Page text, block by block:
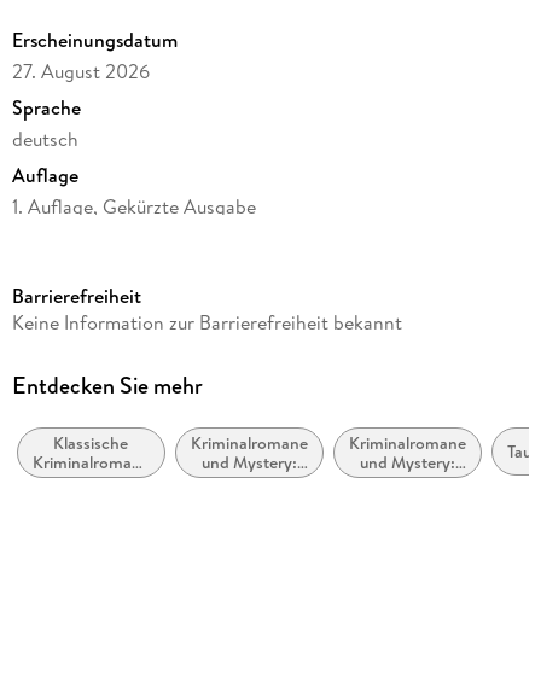
Erscheinungsdatum
27. August 2026
Sprache
deutsch
Auflage
1. Auflage, Gekürzte Ausgabe
Laufzeit
Reihe
Autor/Autorin
Nele Neuhaus
Barrierefreiheit
Keine Information zur Barrierefreiheit bekannt
Entdecken Sie mehr
Klassische
Kriminalromane
und Mystery
Kriminalromane
und Mystery:
Polizeiarbeit &
Kriminalromane
und Mystery:
weibliche